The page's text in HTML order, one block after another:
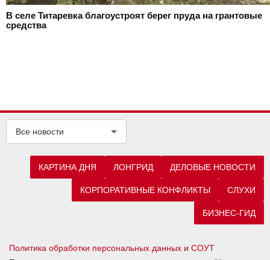
В селе Титаревка благоустроят берег пруда на грантовые
средства
Все новости
КАРТИНА ДНЯ ЛОНГРИД ДЕЛОВЫЕ НОВОСТИ
КОРПОРАТИВНЫЕ КОНФЛИКТЫ СЛУХИ
БИЗНЕС-ГИД
Политика обработки персональных данных и СОУТ